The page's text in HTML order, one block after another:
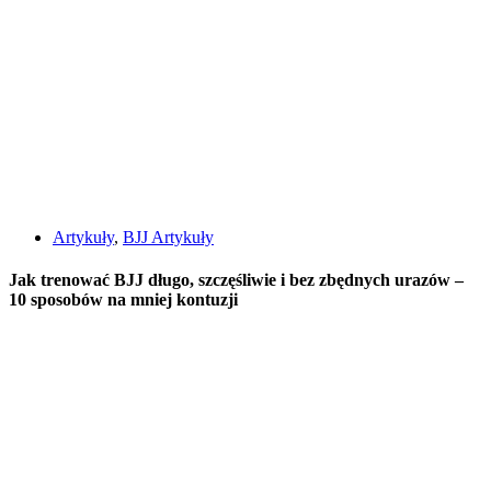
Artykuły, BJJ Artykuły
Jak trenować BJJ długo, szczęśliwie i bez zbędnych urazów –
10 sposobów na mniej kontuzji